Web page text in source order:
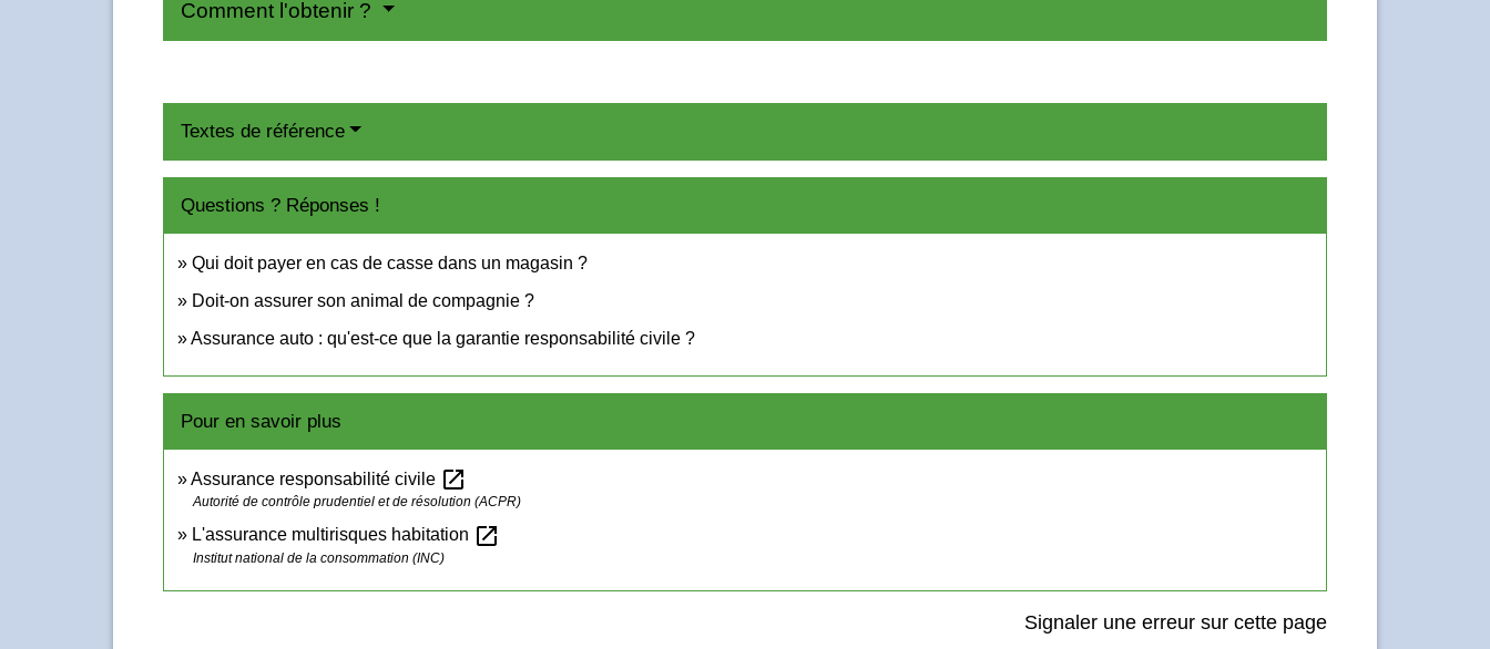
Comment l'obtenir ?
Textes de référence
Questions ? Réponses !
Qui doit payer en cas de casse dans un magasin ?
Doit-on assurer son animal de compagnie ?
Assurance auto : qu'est-ce que la garantie responsabilité civile ?
Pour en savoir plus
Assurance responsabilité civile open_in_new
Autorité de contrôle prudentiel et de résolution (ACPR)
L'assurance multirisques habitation open_in_new
Institut national de la consommation (INC)
Signaler une erreur sur cette page